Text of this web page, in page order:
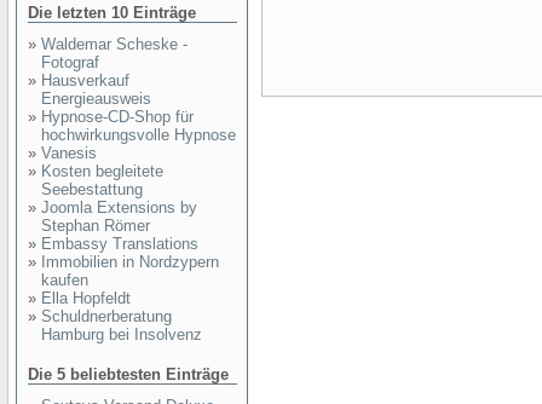
Die letzten 10 Einträge
» Waldemar Scheske -
Fotograf
» Hausverkauf
Energieausweis
» Hypnose-CD-Shop für
hochwirkungsvolle Hypnose
» Vanesis
» Kosten begleitete
Seebestattung
» Joomla Extensions by
Stephan Römer
» Embassy Translations
» Immobilien in Nordzypern
kaufen
» Ella Hopfeldt
» Schuldnerberatung
Hamburg bei Insolvenz
Die 5 beliebtesten Einträge